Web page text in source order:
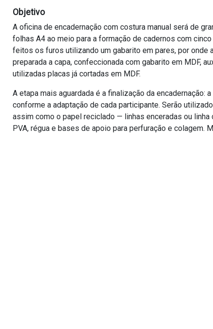
Objetivo
A oficina de encadernação com costura manual será de
folhas A4 ao meio para a formação de cadernos com
feitos os furos utilizando um gabarito em pares, por onde
preparada a capa, confeccionada com gabarito em MDF,
utilizadas placas já cortadas em MDF.
A etapa mais aguardada é a finalização da encadernação:
conforme a adaptação de cada participante. Serão
assim como o papel reciclado — linhas enceradas ou linha
PVA, régua e bases de apoio para perfuração e colagem.